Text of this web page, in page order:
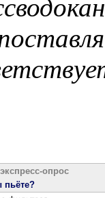
экспресс-опрос
пьёте?